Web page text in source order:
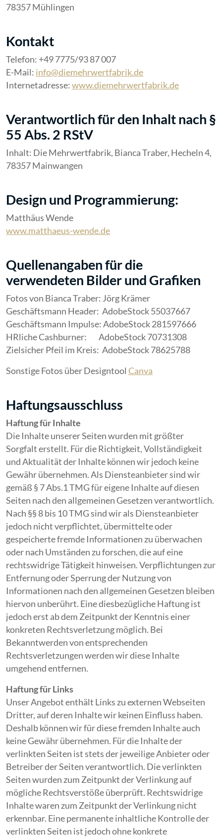
78357 Mühlingen
Kontakt
Telefon: +49 7775/93 87 007
E-Mail: info@diemehrwertfabrik.de
Internetadresse:www.diemehrwertfabrik.de
Verantwortlich für den Inhalt nach §
55 Abs. 2 RStV
Inhalt: Die Mehrwertfabrik, Bianca Traber, Hecheln 4,
78357 Mainwangen
Design und Programmierung:
Matthäus Wende
www.matthaeus-wende.de
Quellenangaben für die
verwendeten Bilder und Grafiken
Fotos von Bianca Traber: Jörg Krämer
Geschäftsmann Header: AdobeStock 55037667
Geschäftsmann Impulse: AdobeStock 281597666
HRliche Cashburner: AdobeStock 70731308
Zielsicher Pfeil im Kreis: AdobeStock 78625788
Sonstige Fotos über Designtool Canva
Haftungsausschluss
Haftung für Inhalte
Die Inhalte unserer Seiten wurden mit größter
Sorgfalt erstellt. Für die Richtigkeit, Vollständigkeit
und Aktualität der Inhalte können wir jedoch keine
Gewähr übernehmen. Als Diensteanbieter sind wir
gemäß § 7 Abs.1 TMG für eigene Inhalte auf diesen
Seiten nach den allgemeinen Gesetzen verantwortlich.
Nach §§ 8 bis 10 TMG sind wir als Diensteanbieter
jedoch nicht verpflichtet, übermittelte oder
gespeicherte fremde Informationen zu überwachen
oder nach Umständen zu forschen, die auf eine
rechtswidrige Tätigkeit hinweisen. Verpflichtungen zur
Entfernung oder Sperrung der Nutzung von
Informationen nach den allgemeinen Gesetzen bleiben
hiervon unberührt. Eine diesbezügliche Haftung ist
jedoch erst ab dem Zeitpunkt der Kenntnis einer
konkreten Rechtsverletzung möglich. Bei
Bekanntwerden von entsprechenden
Rechtsverletzungen werden wir diese Inhalte
umgehend entfernen.
Haftung für Links
Unser Angebot enthält Links zu externen Webseiten
Dritter, auf deren Inhalte wir keinen Einfluss haben.
Deshalb können wir für diese fremden Inhalte auch
keine Gewähr übernehmen. Für die Inhalte der
verlinkten Seiten ist stets der jeweilige Anbieter oder
Betreiber der Seiten verantwortlich. Die verlinkten
Seiten wurden zum Zeitpunkt der Verlinkung auf
mögliche Rechtsverstöße überprüft. Rechtswidrige
Inhalte waren zum Zeitpunkt der Verlinkung nicht
erkennbar. Eine permanente inhaltliche Kontrolle der
verlinkten Seiten ist jedoch ohne konkrete